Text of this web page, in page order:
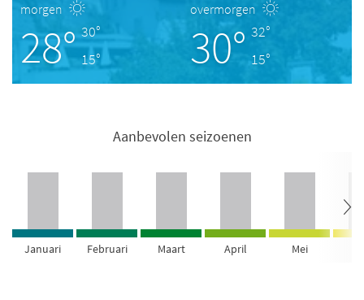
morgen
28° 30°
15°
overmorgen
30° 32°
15°
Aanbevolen seizoenen
Januari Februari Maart April Mei